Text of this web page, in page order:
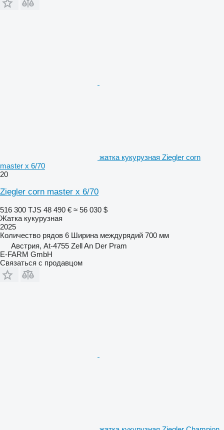
жатка кукурузная Ziegler corn
master x 6/70
20
Ziegler corn master x 6/70
516 300 TJS 48 490 € ≈ 56 030 $
Жатка кукурузная
2025
Количество рядов 6 Ширина междурядий 700 мм
Австрия, At-4755 Zell An Der Pram
E-FARM GmbH
Связаться с продавцом